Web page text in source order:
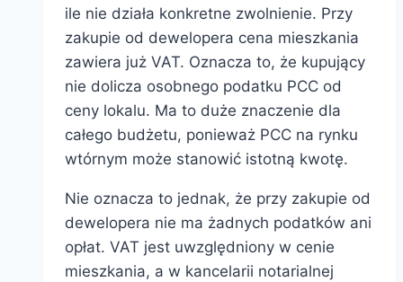
ile nie działa konkretne zwolnienie. Przy
zakupie od dewelopera cena mieszkania
zawiera już VAT. Oznacza to, że kupujący
nie dolicza osobnego podatku PCC od
ceny lokalu. Ma to duże znaczenie dla
całego budżetu, ponieważ PCC na rynku
wtórnym może stanowić istotną kwotę.
Nie oznacza to jednak, że przy zakupie od
dewelopera nie ma żadnych podatków ani
opłat. VAT jest uwzględniony w cenie
mieszkania, a w kancelarii notarialnej